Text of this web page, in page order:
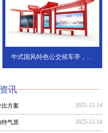
中式国风特色公交候车亭，承
讯
方案 2025-12-14
特气质 2025-12-14